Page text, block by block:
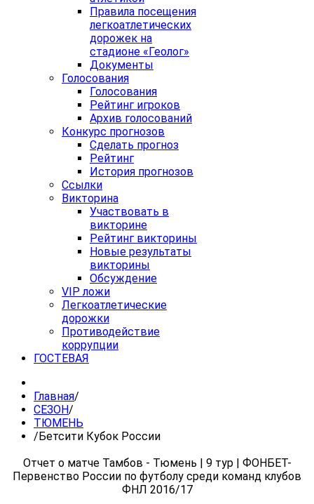
Правила посещения
легкоатлетических
дорожек на
стадионе «Геолог»
Документы
Голосования
Голосования
Рейтинг игроков
Архив голосований
Конкурс прогнозов
Сделать прогноз
Рейтинг
История прогнозов
Ссылки
Викторина
Участвовать в
викторине
Рейтинг викторины
Новые результаты
викторины
Обсуждение
VIP ложи
Легкоатлетические
дорожки
Противодействие
коррупции
ГОСТЕВАЯ
Главная/
СЕЗОН/
ТЮМЕНЬ
/ Бетсити Кубок России
Отчет о матче Тамбов - Тюмень | 9 тур | ФОНБЕТ-
Первенство России по футболу среди команд клубов
ФНЛ 2016/17